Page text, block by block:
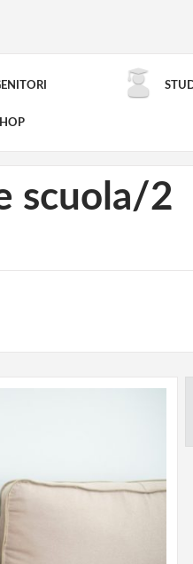
AVANZATA
scuola/2